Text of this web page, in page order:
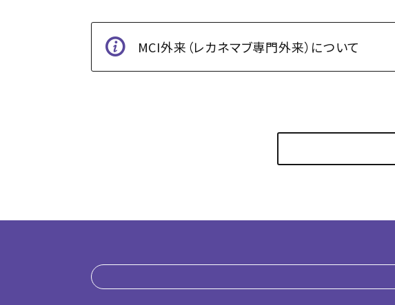
MCI外来（レカネマブ専門外来）について